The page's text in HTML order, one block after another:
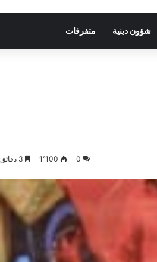
شؤون دينية متفرقات
0 1٬100